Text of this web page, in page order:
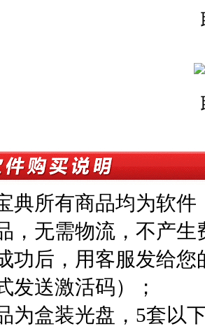
所有商品均为软件
，无需物流，不产
功后， 用客服发给您
发送激活码）；
为盒装光盘，5套以